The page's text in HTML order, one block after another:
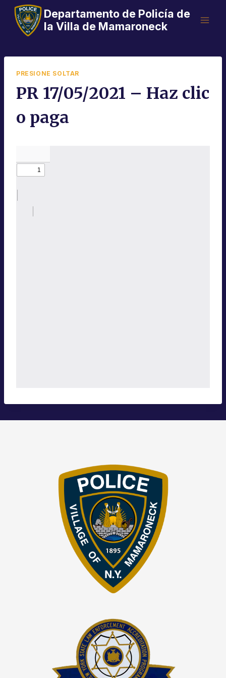
Saltar
Contenido
Departamento de Policía de
la Villa de Mamaroneck
PRESIONE SOLTAR
PR 17/05/2021 – Haz clic
o paga